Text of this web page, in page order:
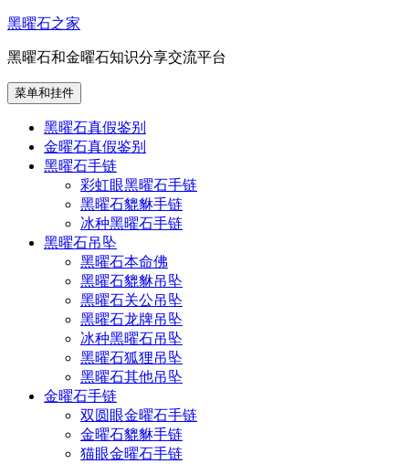
跳
内
容
黑曜石之家
黑曜石和金曜石知识分享交流平台
菜单和挂件
黑曜石真假鉴别
金曜石真假鉴别
黑曜石手链
彩虹眼黑曜石手链
黑曜石貔貅手链
冰种黑曜石手链
黑曜石吊坠
黑曜石本命佛
黑曜石貔貅吊坠
黑曜石关公吊坠
黑曜石龙牌吊坠
冰种黑曜石吊坠
黑曜石狐狸吊坠
黑曜石其他吊坠
金曜石手链
双圆眼金曜石手链
金曜石貔貅手链
猫眼金曜石手链